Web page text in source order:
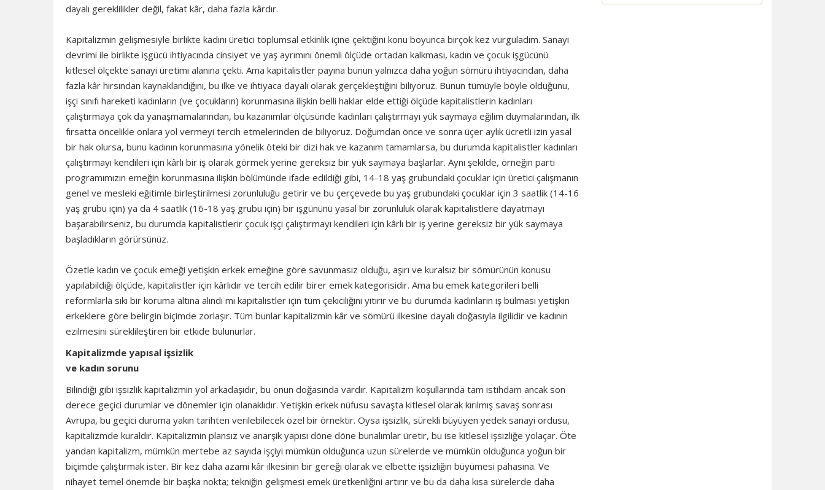
dayalı gereklilikler değil, fakat kâr, daha fazla kârdır.
Kapitalizmin gelişmesiyle birlikte kadını üretici toplumsal etkinlik içine çektiğini konu boyunca birçok kez vurguladım. Sanayi
devrimi ile birlikte işgücü ihtiyacında cinsiyet ve yaş ayrımını önemli ölçüde ortadan kalkması, kadın ve çocuk işgücünü
kitlesel ölçekte sanayi üretimi alanına çekti. Ama kapitalistler payına bunun yalnızca daha yoğun sömürü ihtiyacından, daha
fazla kâr hırsından kaynaklandığını, bu ilke ve ihtiyaca dayalı olarak gerçekleştiğini biliyoruz. Bunun tümüyle böyle olduğunu,
işçi sınıfı hareketi kadınların (ve çocukların) korunmasına ilişkin belli haklar elde ettiği ölçüde kapitalistlerin kadınları
çalıştırmaya çok da yanaşmamalarından, bu kazanımlar ölçüsünde kadınları çalıştırmayı yük saymaya eğilim duymalarından, ilk
fırsatta öncelikle onlara yol vermeyi tercih etmelerinden de biliyoruz. Doğumdan önce ve sonra üçer aylık ücretli izin yasal
bir hak olursa, bunu kadının korunmasına yönelik öteki bir dizi hak ve kazanım tamamlarsa, bu durumda kapitalistler kadınları
çalıştırmayı kendileri için kârlı bir iş olarak görmek yerine gereksiz bir yük saymaya başlarlar. Aynı şekilde, örneğin parti
programımızın emeğin korunmasına ilişkin bölümünde ifade edildiği gibi, 14-18 yaş grubundaki çocuklar için üretici çalışmanın
genel ve mesleki eğitimle birleştirilmesi zorunluluğu getirir ve bu çerçevede bu yaş grubundaki çocuklar için 3 saatlik (14-16
yaş grubu için) ya da 4 saatlik (16-18 yaş grubu için) bir işgününü yasal bir zorunluluk olarak kapitalistlere dayatmayı
başarabilirseniz, bu durumda kapitalistlerir çocuk işçi çalıştırmayı kendileri için kârlı bir iş yerine gereksiz bir yük saymaya
başladıkların görürsünüz.
Özetle kadın ve çocuk emeği yetişkin erkek emeğine göre savunmasız olduğu, aşırı ve kuralsız bir sömürünün konusu
yapılabildiği ölçüde, kapitalistler için kârlıdır ve tercih edilir birer emek kategorisidir. Ama bu emek kategorileri belli
reformlarla sıkı bir koruma altına alındı mı kapitalistler için tüm çekiciliğini yitirir ve bu durumda kadınların iş bulması yetişkin
erkeklere göre belirgin biçimde zorlaşır. Tüm bunlar kapitalizmin kâr ve sömürü ilkesine dayalı doğasıyla ilgilidir ve kadının
ezilmesini süreklileştiren bir etkide bulunurlar.
Kapitalizmde yapısal işsizlik
ve kadın sorunu
Bilindiği gibi işsizlik kapitalizmin yol arkadaşıdır, bu onun doğasında vardır. Kapitalizm koşullarında tam istihdam ancak son
derece geçici durumlar ve dönemler için olanaklıdır. Yetişkin erkek nüfusu savaşta kitlesel olarak kırılmış savaş sonrası
Avrupa, bu geçici duruma yakın tarihten verilebilecek özel bir örnektir. Oysa işsizlik, sürekli büyüyen yedek sanayi ordusu,
kapitalizmde kuraldır. Kapitalizmin plansız ve anarşik yapısı döne döne bunalımlar üretir, bu ise kitlesel işsizliğe yolaçar. Öte
yandan kapitalizm, mümkün mertebe az sayıda işçiyi mümkün olduğunca uzun sürelerde ve mümkün olduğunca yoğun bir
biçimde çalıştırmak ister. Bir kez daha azami kâr ilkesinin bir gereği olarak ve elbette işsizliğin büyümesi pahasına. Ve
nihayet temel önemde bir başka nokta; tekniğin gelişmesi emek üretkenliğini artırır ve bu da daha kısa sürelerde daha